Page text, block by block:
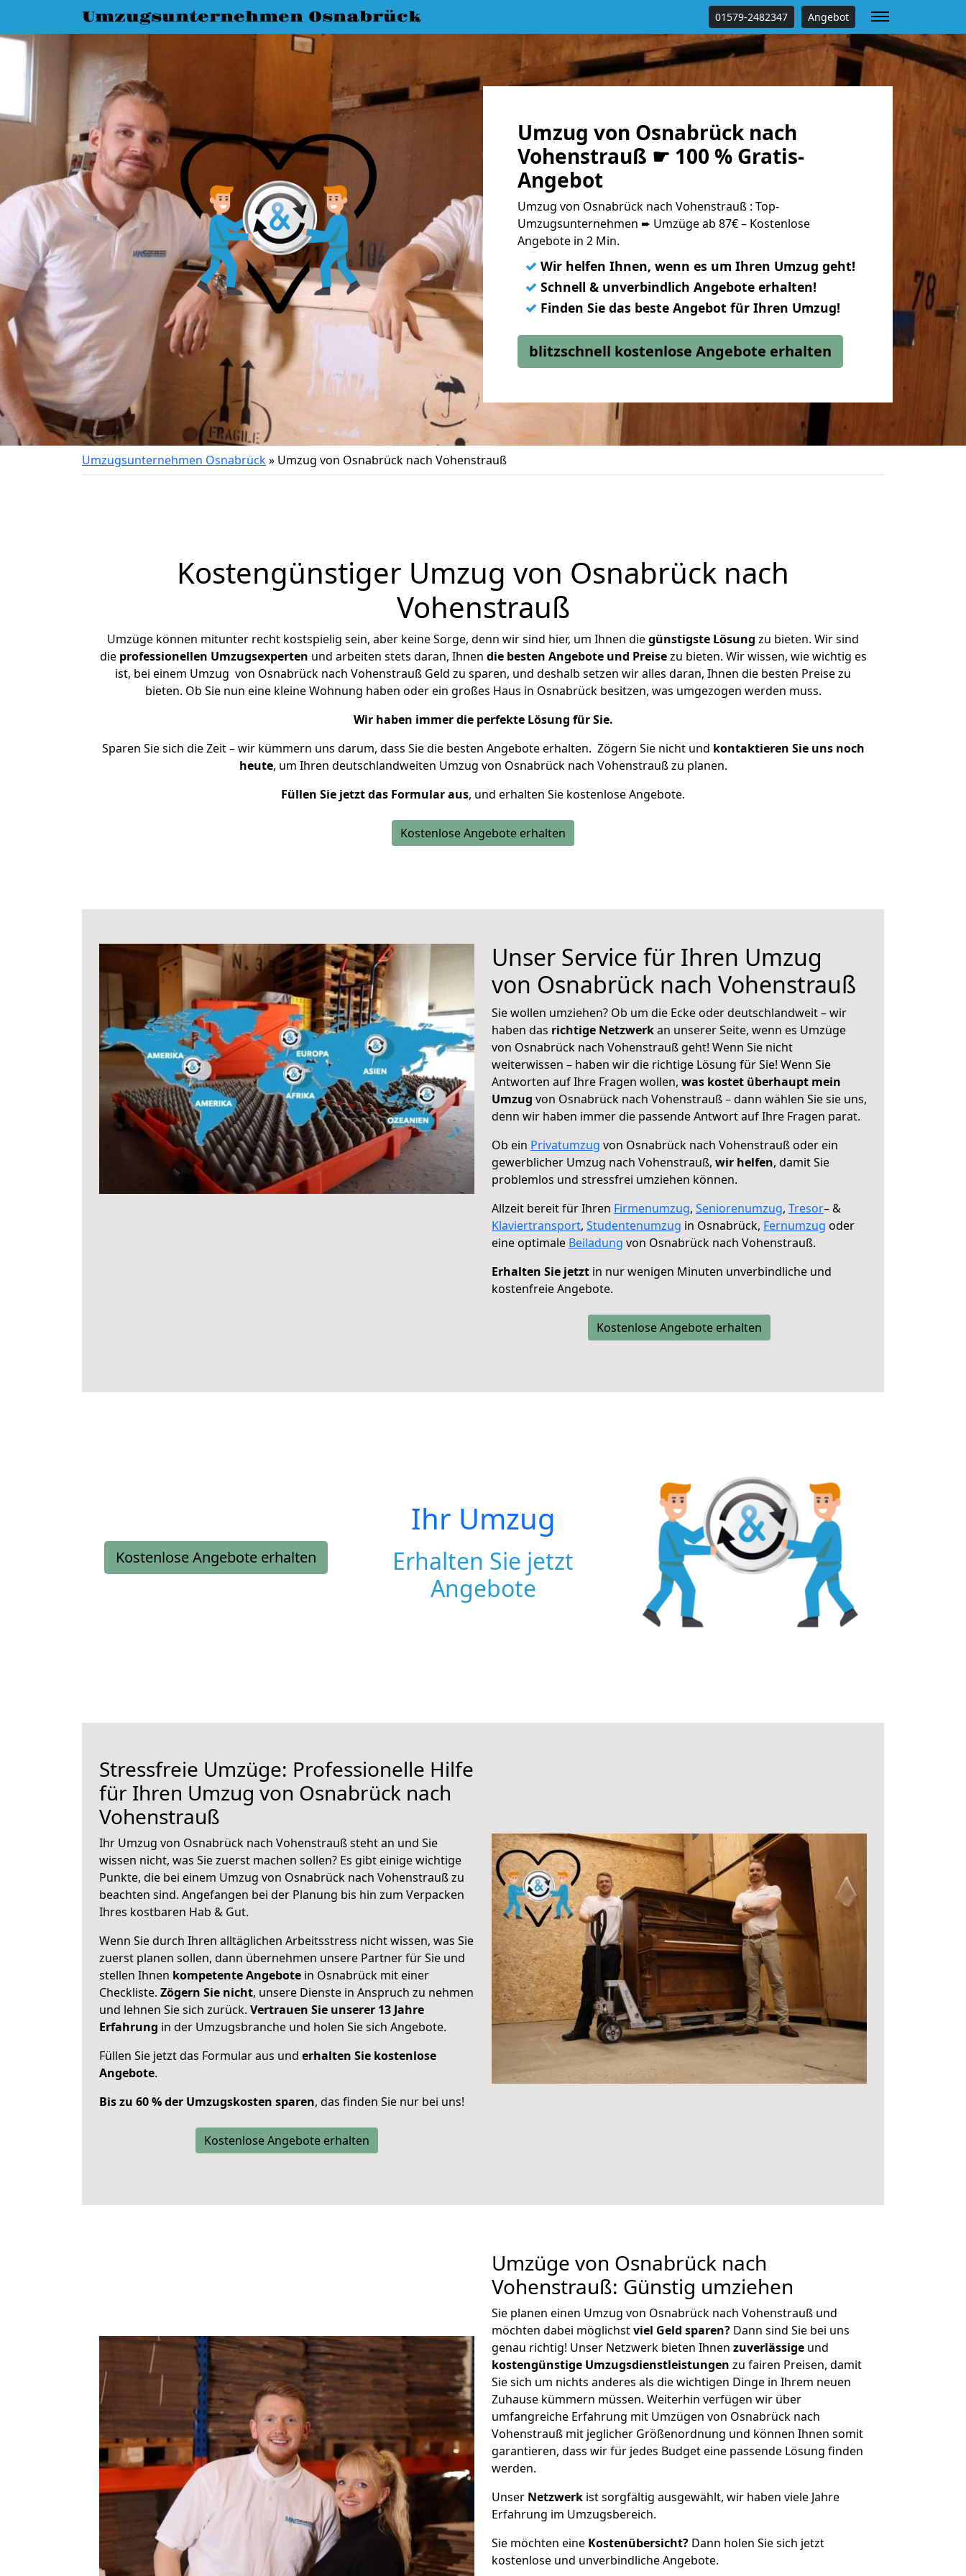
Umzugsunternehmen Osnabrück 01579-2482347 Angebot
Umzug von Osnabrück nach
Vohenstrauß ☛ 100 % Gratis-
Angebot
Umzug von Osnabrück nach Vohenstrauß : Top-
Umzugsunternehmen ➨ Umzüge ab 87€ – Kostenlose
Angebote in 2 Min.
✓ Wir helfen Ihnen, wenn es um Ihren Umzug geht!
✓ Schnell & unverbindlich Angebote erhalten!
✓ Finden Sie das beste Angebot für Ihren Umzug!
blitzschnell kostenlose Angebote erhalten
Umzugsunternehmen Osnabrück» Umzug von Osnabrück nach Vohenstrauß
Kostengünstiger Umzug von Osnabrück nach
Vohenstrauß
Umzüge können mitunter recht kostspielig sein, aber keine Sorge, denn wir sind hier, um Ihnen diegünstigste Lösung zu bieten. Wir sind
die professionellen Umzugsexperten und arbeiten stets daran, Ihnen die besten Angebote und Preisezu bieten. Wir wissen, wie wichtig es
ist, bei einem Umzug von Osnabrück nach Vohenstrauß Geld zu sparen, und deshalb setzen wir alles daran, Ihnen die besten Preise zu
bieten. Ob Sie nun eine kleine Wohnung haben oder ein großes Haus in Osnabrück besitzen, was umgezogen werden muss.
Wir haben immer die perfekte Lösung für Sie.
Sparen Sie sich die Zeit – wir kümmern uns darum, dass Sie die besten Angebote erhalten. Zögern Sie nicht und kontaktieren Sie uns noch
heute, um Ihren deutschlandweiten Umzug von Osnabrück nach Vohenstrauß zu planen.
Füllen Sie jetzt das Formular aus, und erhalten Sie kostenlose Angebote.
Kostenlose Angebote erhalten
Unser Service für Ihren Umzug
von Osnabrück nach Vohenstrauß
Sie wollen umziehen? Ob um die Ecke oder deutschlandweit – wir
haben das richtige Netzwerkan unserer Seite, wenn es Umzüge
von Osnabrück nach Vohenstrauß geht! Wenn Sie nicht
weiterwissen – haben wir die richtige Lösung für Sie! Wenn Sie
Antworten auf Ihre Fragen wollen, was kostet überhaupt mein
Umzug von Osnabrück nach Vohenstrauß – dann wählen Sie sie uns,
denn wir haben immer die passende Antwort auf Ihre Fragen parat.
Ob ein Privatumzug von Osnabrück nach Vohenstrauß oder ein
gewerblicher Umzug nach Vohenstrauß, wir helfen, damit Sie
problemlos und stressfrei umziehen können.
Allzeit bereit für Ihren Firmenumzug, Seniorenumzug, Tresor– &
Klaviertransport, Studentenumzug in Osnabrück, Fernumzug oder
eine optimale Beiladung von Osnabrück nach Vohenstrauß.
Erhalten Sie jetzt in nur wenigen Minuten unverbindliche und
kostenfreie Angebote.
Kostenlose Angebote erhalten
Kostenlose Angebote erhalten
Ihr Umzug
Erhalten Sie jetzt
Angebote
Stressfreie Umzüge: Professionelle Hilfe
für Ihren Umzug von Osnabrück nach
Vohenstrauß
Ihr Umzug von Osnabrück nach Vohenstrauß steht an und Sie
wissen nicht, was Sie zuerst machen sollen? Es gibt einige wichtige
Punkte, die bei einem Umzug von Osnabrück nach Vohenstrauß zu
beachten sind. Angefangen bei der Planung bis hin zum Verpacken
Ihres kostbaren Hab & Gut.
Wenn Sie durch Ihren alltäglichen Arbeitsstress nicht wissen, was Sie
zuerst planen sollen, dann übernehmen unsere Partner für Sie und
stellen Ihnen kompetente Angebote in Osnabrück mit einer
Checkliste. Zögern Sie nicht, unsere Dienste in Anspruch zu nehmen
und lehnen Sie sich zurück. Vertrauen Sie unserer 13 Jahre
Erfahrung in der Umzugsbranche und holen Sie sich Angebote.
Füllen Sie jetzt das Formular aus und erhalten Sie kostenlose
Angebote.
Bis zu 60 % der Umzugskosten sparen, das finden Sie nur bei uns!
Kostenlose Angebote erhalten
Umzüge von Osnabrück nach
Vohenstrauß: Günstig umziehen
Sie planen einen Umzug von Osnabrück nach Vohenstrauß und
möchten dabei möglichstviel Geld sparen? Dann sind Sie bei uns
genau richtig! Unser Netzwerk bieten Ihnen zuverlässige und
kostengünstige Umzugsdienstleistungen zu fairen Preisen, damit
Sie sich um nichts anderes als die wichtigen Dinge in Ihrem neuen
Zuhause kümmern müssen. Weiterhin verfügen wir über
umfangreiche Erfahrung mit Umzügen von Osnabrück nach
Vohenstrauß mit jeglicher Größenordnung und können Ihnen somit
garantieren, dass wir für jedes Budget eine passende Lösung finden
werden.
Unser Netzwerk ist sorgfältig ausgewählt, wir haben viele Jahre
Erfahrung im Umzugsbereich.
Sie möchten eine Kostenübersicht? Dann holen Sie sich jetzt
kostenlose und unverbindliche Angebote.